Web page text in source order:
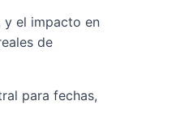
y el impacto en
de
para fechas,